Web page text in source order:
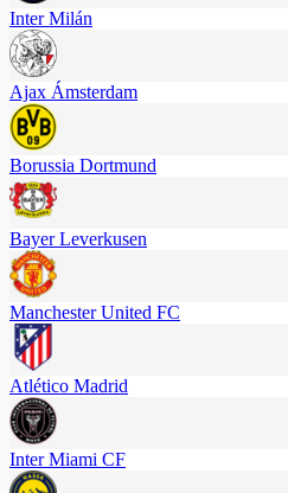
Inter Milán
Ajax Ámsterdam
Borussia Dortmund
Bayer Leverkusen
Manchester United FC
Atlético Madrid
Inter Miami CF